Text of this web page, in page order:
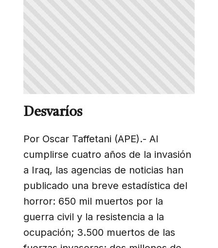
Desvaríos
Por Oscar Taffetani (APE).- Al
cumplirse cuatro años de la invasión
a Iraq, las agencias de noticias han
publicado una breve estadística del
horror: 650 mil muertos por la
guerra civil y la resistencia a la
ocupación; 3.500 muertos de las